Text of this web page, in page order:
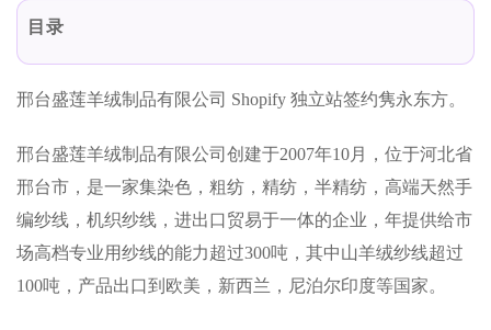
目录
邢台盛莲羊绒制品有限公司 Shopify 独立站签约隽永东方。
邢台盛莲羊绒制品有限公司创建于2007年10月，位于河北省
邢台市，是一家集染色，粗纺，精纺，半精纺，高端天然手
编纱线，机织纱线，进出口贸易于一体的企业，年提供给市
场高档专业用纱线的能力超过300吨，其中山羊绒纱线超过
100吨，产品出口到欧美，新西兰，尼泊尔印度等国家。